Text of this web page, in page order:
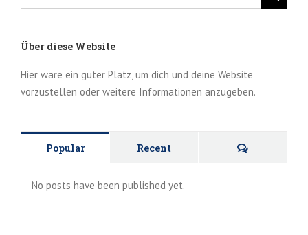
nach:
Über diese Website
Hier wäre ein guter Platz, um dich und deine Website
vorzustellen oder weitere Informationen anzugeben.
Popular Recent
No posts have been published yet.